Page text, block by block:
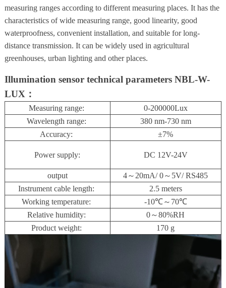
measuring ranges according to different measuring places. It has the
characteristics of wide measuring range, good linearity, good
waterproofness, convenient installation, and suitable for long-
distance transmission. It can be widely used in agricultural
greenhouses, urban lighting and other places.
Illumination sensor technical parameters NBL-W-
LUX：
Measuring range:
0-200000Lux
Wavelength range:
380 nm-730 nm
Accuracy:
±7%
Power supply: DC 12V-24V
output
4～20mA/ 0～5V/ RS485
Instrument cable length:
2.5 meters
Working temperature:
-10℃～70℃
Relative humidity:
0～80%RH
Product weight:
170 g